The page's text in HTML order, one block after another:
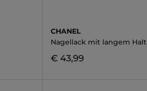
CHANEL
Nagellack mit langem Halt
€ 43,99